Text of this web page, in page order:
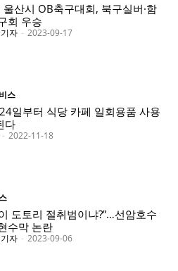
울산시 OB축구대회, 북구실버·함
회 우승
자 - 2023-09-17
스
일부터 식당 카페 일회용품 사용
다
- 2022-11-18
도토리 절취범이냐?”…선암호수
수막 논란
자 - 2023-09-06